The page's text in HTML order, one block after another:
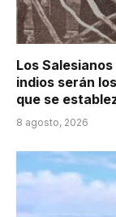
Los
indios serán
que se
8 agosto, 2026